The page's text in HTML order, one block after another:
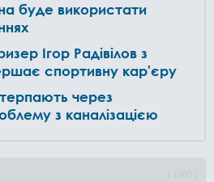
буде використати
Ігор Радівілов з
спортивну кар'єру
через
з каналізацією